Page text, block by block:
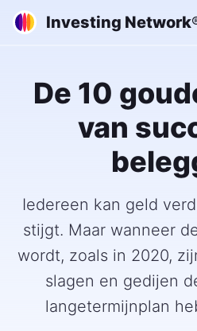
Investing Network
De 10
van
Iedereen kan geld
stijgt. Maar wanneer
wordt, zoals in 2020,
slagen en gedijen
langetermijnplan